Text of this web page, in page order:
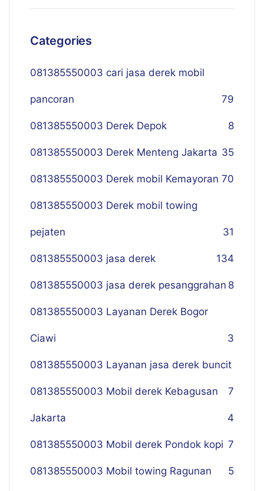
Categories
081385550003 cari jasa derek mobil
pancoran 79
081385550003 Derek Depok 8
081385550003 Derek Menteng Jakarta 35
081385550003 Derek mobil Kemayoran 70
081385550003 Derek mobil towing
pejaten 31
081385550003 jasa derek 134
081385550003 jasa derek pesanggrahan 8
081385550003 Layanan Derek Bogor
Ciawi 3
081385550003 Layanan jasa derek buncit
7
081385550003 Mobil derek Kebagusan
Jakarta 4
081385550003 Mobil derek Pondok kopi 7
081385550003 Mobil towing Ragunan 5